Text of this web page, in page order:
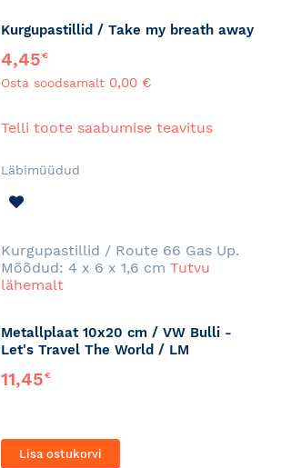
Kurgupastillid / Take my breath away
4,45€
Osta soodsamalt 0,00 €
Telli toote saabumise teavitus
Läbimüüdud
Kurgupastillid / Route 66 Gas Up.
Mõõdud: 4 x 6 x 1,6 cm Tutvu
lähemalt
Metallplaat 10x20 cm / VW Bulli -
Let's Travel The World / LM
11,45€
Lisa ostukorvi